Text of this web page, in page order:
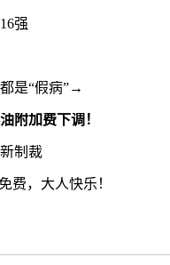
强
是“假病”→
附加费下调！
制裁
费，大人快乐！